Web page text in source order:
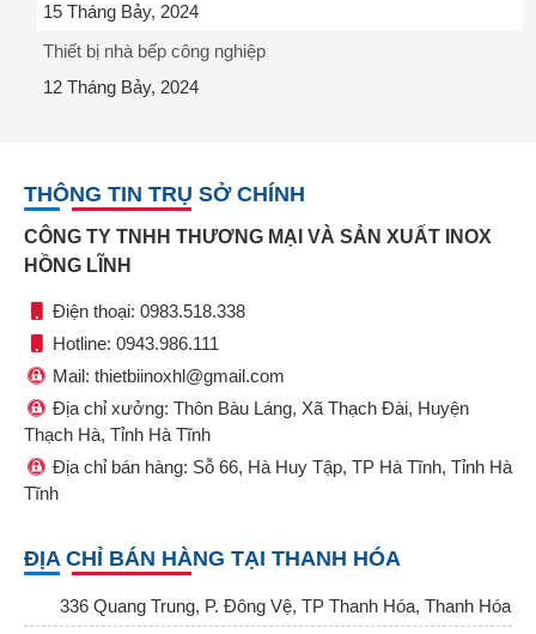
15 Tháng Bảy, 2024
Thiết bị nhà bếp công nghiệp
12 Tháng Bảy, 2024
THÔNG TIN TRỤ SỞ CHÍNH
CÔNG TY TNHH THƯƠNG MẠI VÀ SẢN XUẤT INOX
HỒNG LĨNH
Điện thoại: 0983.518.338
Hotline: 0943.986.111
Mail: thietbiinoxhl@gmail.com
Địa chỉ xưởng: Thôn Bàu Láng, Xã Thạch Đài, Huyện
Thạch Hà, Tỉnh Hà Tĩnh
Địa chỉ bán hàng: Sỗ 66, Hà Huy Tập, TP Hà Tĩnh, Tỉnh Hà
Tĩnh
ĐỊA CHỈ BÁN HÀNG TẠI THANH HÓA
336 Quang Trung, P. Đông Vệ, TP Thanh Hóa, Thanh Hóa